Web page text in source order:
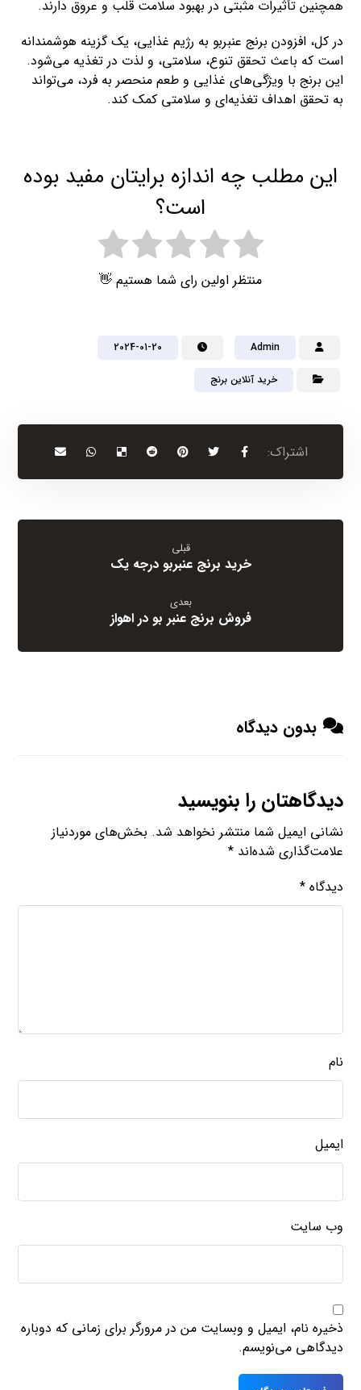
همچنین تأثیرات مثبتی در بهبود سلامت قلب و عروق دارند.
در کل، افزودن برنج عنبربو به رژیم غذایی، یک گزینه هوشمندانه
است که باعث تحقق تنوع، سلامتی، و لذت در تغذیه می‌شود.
این برنج با ویژگی‌های غذایی و طعم منحصر به فرد، می‌تواند
به تحقق اهداف تغذیه‌ای و سلامتی کمک کند.
این مطلب چه اندازه برایتان مفید بوده
است؟
منتظر اولین رای شما هستیم 👋
Admin
2024-01-20
خرید آنلاین برنج
قبلی
خرید برنج عنبربو درجه یک
بعدی
فروش برنج عنبر بو در اهواز
بدون دیدگاه
دیدگاهتان را بنویسید
نشانی ایمیل شما منتشر نخواهد شد. بخش‌های موردنیاز
علامت‌گذاری شده‌اند*
دیدگاه*
نام
ایمیل
وب‌ سایت
ذخیره نام، ایمیل و وبسایت من در مرورگر برای زمانی که دوباره
دیدگاهی می‌نویسم.